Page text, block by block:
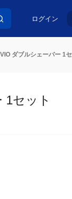
ログイン
ダブルシェーバー 1
セット